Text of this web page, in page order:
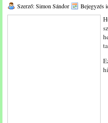
Szerző: Simon Sándor Bejegyzés